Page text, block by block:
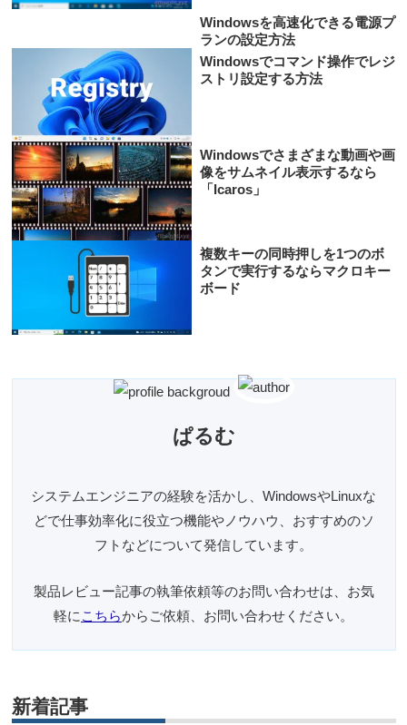
Windowsを高速化できる電源プ
ランの設定方法
Windowsでコマンド操作でレジ
ストリ設定する方法
Windowsでさまざまな動画や画
像をサムネイル表示するなら
「Icaros」
複数キーの同時押しを1つのボ
タンで実行するならマクロキー
ボード
ぱるむ
システムエンジニアの経験を活かし、WindowsやLinuxな
どで仕事効率化に役立つ機能やノウハウ、おすすめのソ
フトなどについて発信しています。
製品レビュー記事の執筆依頼等のお問い合わせは、お気
軽に こちらからご依頼、お問い合わせください。
新着記事